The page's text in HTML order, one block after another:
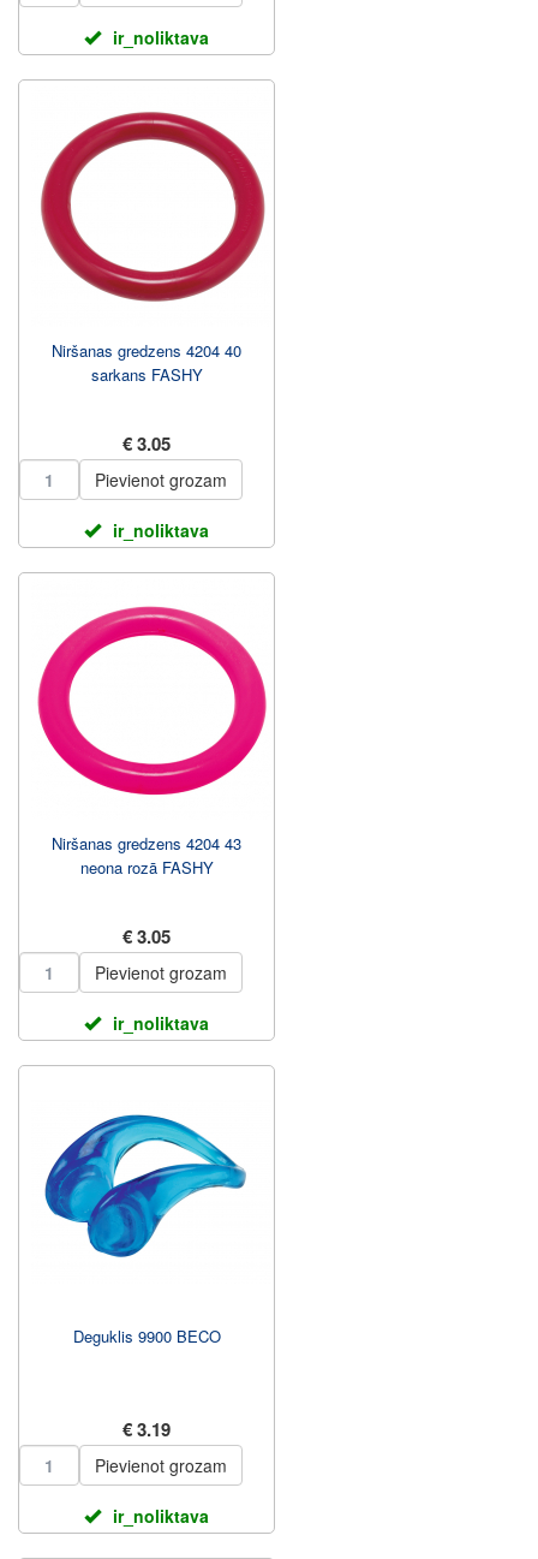
ir_noliktava
Niršanas gredzens 4204 40
sarkans FASHY
€ 3.05
Pievienot grozam
ir_noliktava
Niršanas gredzens 4204 43
neona rozā FASHY
€ 3.05
Pievienot grozam
ir_noliktava
Deguklis 9900 BECO
€ 3.19
Pievienot grozam
ir_noliktava